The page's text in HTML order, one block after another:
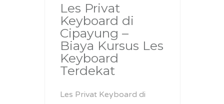
Les Privat
Keyboard di
Cipayung –
Biaya Kursus Les
Keyboard
Terdekat
Les Privat Keyboard di